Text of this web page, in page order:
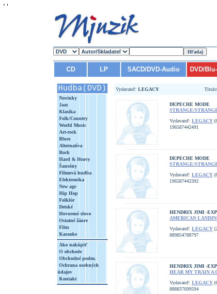
' '
CD LP SACD/DVD-Audio DVD/
Hudba(DVD)
Novinky
Jazz
Klasika
Folk/Country
World Music
Art-rock
Blues
Alternatíva
Rock
Hard & Heavy
Šansóny
Filmová hudba
Elektronika
New age
Hip Hop
Folklór
Detské
Hovorené slovo
Ostatné žánre
Film
Karaoke
Ako nakúpiť
O obchode
Obchodné podm.
Ochrana osobných
údajov
Kontakt
Vydavateľ: LEGACY
DEPECHE MODE
STRANGE/
Vydavateľ: LEGACY
196587442491
DEPECHE MODE
STRANGE/
Vydavateľ: LEGACY
196587442392
HENDRIX JIMI -
AMERICAN
Vydavateľ: LEGACY
889854788797
HENDRIX JIMI -
HEAR MY TRAIN A
Vydavateľ: LEGACY
888837699594